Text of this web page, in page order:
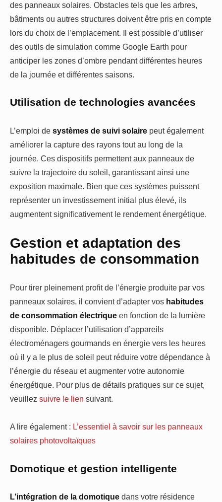
des panneaux solaires. Obstacles tels que les arbres,
bâtiments ou autres structures doivent être pris en compte
lors du choix de l’emplacement. Il est possible d’utiliser
des outils de simulation comme Google Earth pour
anticiper les zones d’ombre pendant différentes heures
de la journée et différentes saisons.
Utilisation de technologies avancées
L’emploi de systèmes de suivi solaire peut également
améliorer la capture des rayons tout au long de la
journée. Ces dispositifs permettent aux panneaux de
suivre la trajectoire du soleil, garantissant ainsi une
exposition maximale. Bien que ces systèmes puissent
représenter un investissement initial plus élevé, ils
augmentent significativement le rendement énergétique.
Gestion et adaptation des
habitudes de consommation
Pour tirer pleinement profit de l’énergie produite par vos
panneaux solaires, il convient d’adapter vos habitudes
de consommation électrique en fonction de la lumière
disponible. Déplacer l’utilisation d’appareils
électroménagers gourmands en énergie vers les heures
où il y a le plus de soleil peut réduire votre dépendance à
l’énergie du réseau et augmenter votre autonomie
énergétique. Pour plus de détails pratiques sur ce sujet,
veuillez suivre le lien suivant.
A lire également : L’essentiel à savoir sur les panneaux
solaires photovoltaïques
Domotique et gestion intelligente
L’intégration de la domotique dans votre résidence